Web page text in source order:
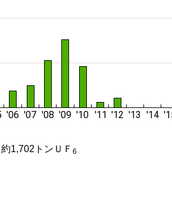
約1,702トンＵＦ 6